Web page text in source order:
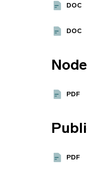
DOC
DOC
PDF
PDF